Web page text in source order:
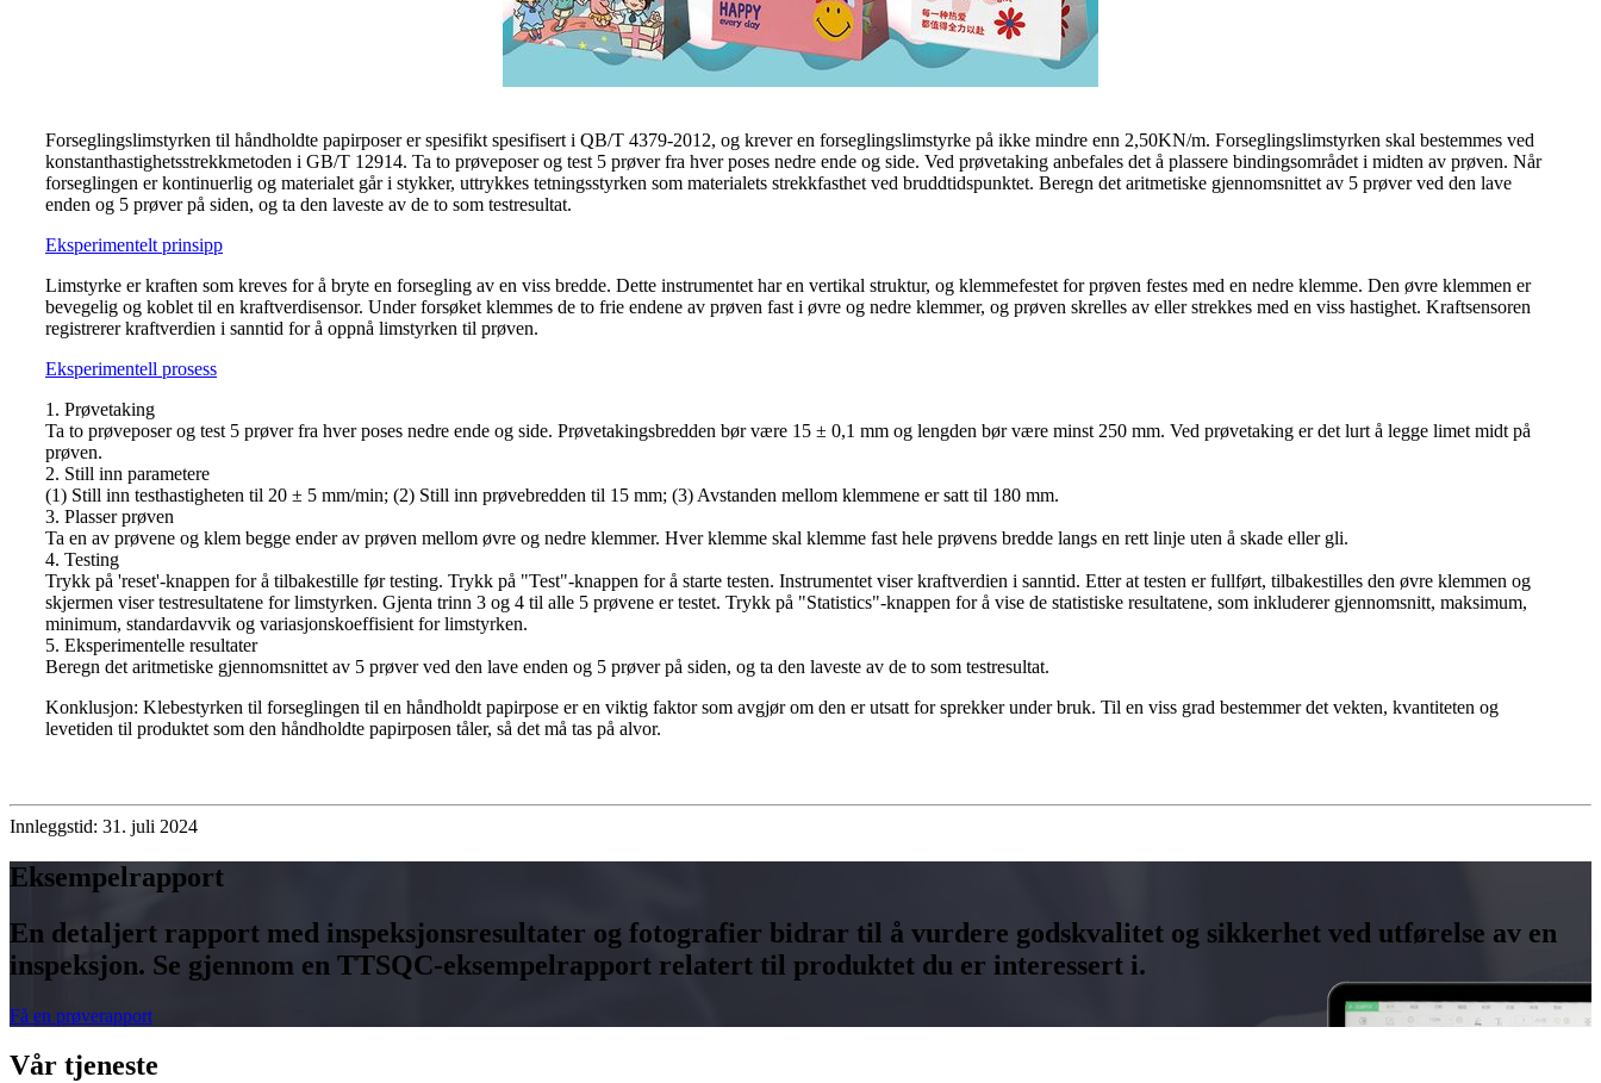
Forseglingslimstyrken til håndholdte papirposer er spesifikt spesifisert i QB/T 4379-2012, og krever en forseglingslimstyrke på ikke mindre enn 2,50KN/m. Forseglingslimstyrken skal bestemmes ved
konstanthastighetsstrekkmetoden i GB/T 12914. Ta to prøveposer og test 5 prøver fra hver poses nedre ende og side. Ved prøvetaking anbefales det å plassere bindingsområdet i midten av prøven. Når
forseglingen er kontinuerlig og materialet går i stykker, uttrykkes tetningsstyrken som materialets strekkfasthet ved bruddtidspunktet. Beregn det aritmetiske gjennomsnittet av 5 prøver ved den lave
enden og 5 prøver på siden, og ta den laveste av de to som testresultat.
Eksperimentelt prinsipp
Limstyrke er kraften som kreves for å bryte en forsegling av en viss bredde. Dette instrumentet har en vertikal struktur, og klemmefestet for prøven festes med en nedre klemme. Den øvre klemmen er
bevegelig og koblet til en kraftverdisensor. Under forsøket klemmes de to frie endene av prøven fast i øvre og nedre klemmer, og prøven skrelles av eller strekkes med en viss hastighet. Kraftsensoren
registrerer kraftverdien i sanntid for å oppnå limstyrken til prøven.
Eksperimentell prosess
1. Prøvetaking
Ta to prøveposer og test 5 prøver fra hver poses nedre ende og side. Prøvetakingsbredden bør være 15 ± 0,1 mm og lengden bør være minst 250 mm. Ved prøvetaking er det lurt å legge limet midt på
prøven.
2. Still inn parametere
(1) Still inn testhastigheten til 20 ± 5 mm/min; (2) Still inn prøvebredden til 15 mm; (3) Avstanden mellom klemmene er satt til 180 mm.
3. Plasser prøven
Ta en av prøvene og klem begge ender av prøven mellom øvre og nedre klemmer. Hver klemme skal klemme fast hele prøvens bredde langs en rett linje uten å skade eller gli.
4. Testing
Trykk på 'reset'-knappen for å tilbakestille før testing. Trykk på "Test"-knappen for å starte testen. Instrumentet viser kraftverdien i sanntid. Etter at testen er fullført, tilbakestilles den øvre klemmen og
skjermen viser testresultatene for limstyrken. Gjenta trinn 3 og 4 til alle 5 prøvene er testet. Trykk på "Statistics"-knappen for å vise de statistiske resultatene, som inkluderer gjennomsnitt, maksimum,
minimum, standardavvik og variasjonskoeffisient for limstyrken.
5. Eksperimentelle resultater
Beregn det aritmetiske gjennomsnittet av 5 prøver ved den lave enden og 5 prøver på siden, og ta den laveste av de to som testresultat.
Konklusjon: Klebestyrken til forseglingen til en håndholdt papirpose er en viktig faktor som avgjør om den er utsatt for sprekker under bruk. Til en viss grad bestemmer det vekten, kvantiteten og
levetiden til produktet som den håndholdte papirposen tåler, så det må tas på alvor.
Innleggstid: 31. juli 2024
Eksempelrapport
En detaljert rapport med inspeksjonsresultater og fotografier bidrar til å vurdere godskvalitet og sikkerhet ved utførelse av en
inspeksjon. Se gjennom en TTSQC-eksempelrapport relatert til produktet du er interessert i.
Få en prøverapport
Vår tjeneste